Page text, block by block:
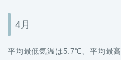
4月
平均最低気温は5.7℃、平均最